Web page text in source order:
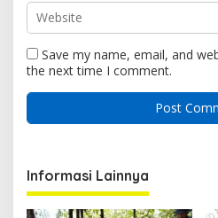
Save my name, email, and
the next time I comment.
Informasi Lainnya